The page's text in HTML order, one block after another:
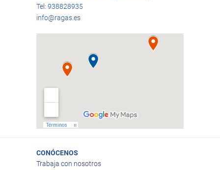
Tel: 938828935
info@ragas.es
CONÓCENOS
Trabaja con nosotros